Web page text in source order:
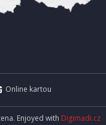
Online kartou
Enjoyed with Digimadi.cz